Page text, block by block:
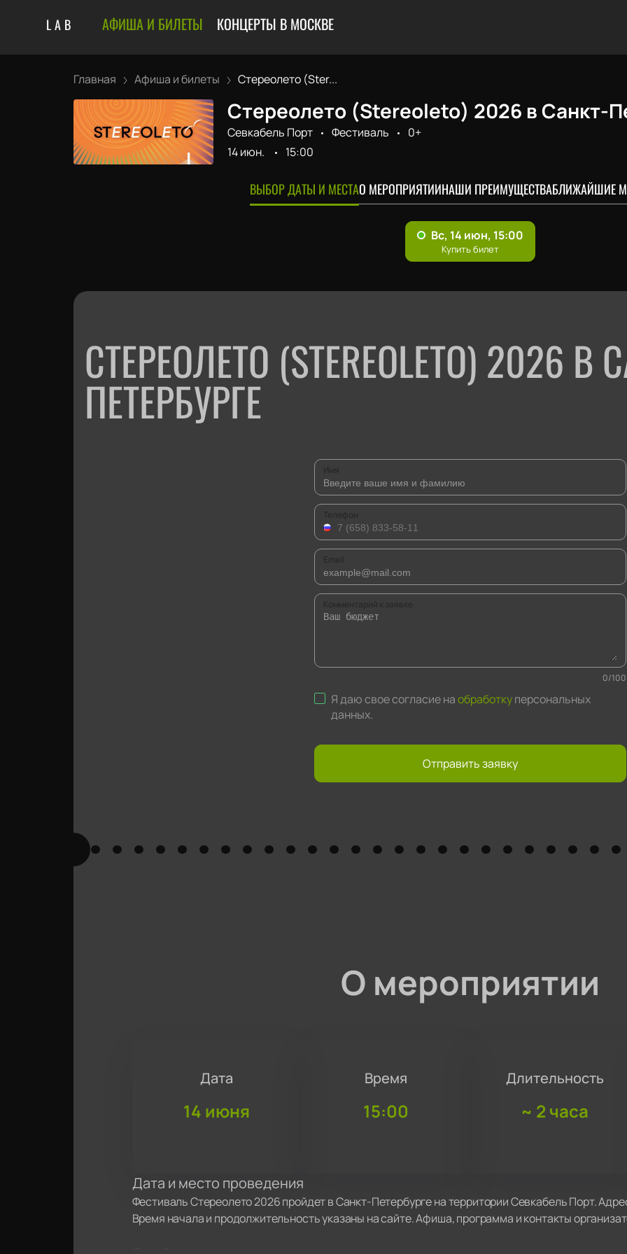
LAB АФИША И БИЛЕТЫ КОНЦЕРТЫ В МОСКВЕ
Главная Афиша и билеты Стереолето (Ster...
Стереолето (Stereoleto) 2026 в Санкт-
Севкабель Порт Фестиваль
0+
14 июн.
15:00
ВЫБОР ДАТЫ И МЕСТАО МЕРОПРИЯТИИНАШИ ПРЕИМУЩЕСТВАБЛИЖАЙШИЕ
СТЕРЕОЛЕТО (STEREOLETO) 2026 В
ПЕТЕРБУРГЕ
0/100
Я даю свое согласие наобработкуперсональных
данных.
Отправить заявку
О мероприятии
Дата
14 июня
Время
15:00
Длительность
~ 2 часа
Дата и место проведения
Фестиваль Стереолето 2026 пройдет в Санкт-Петербурге на территории Севкабель Порт.
Время начала и продолжительность указаны на сайте. Афиша, программа и контакты